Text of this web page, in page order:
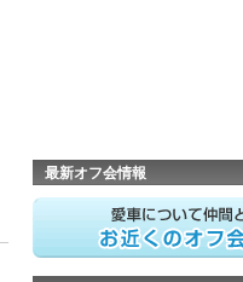
最新オフ会情報